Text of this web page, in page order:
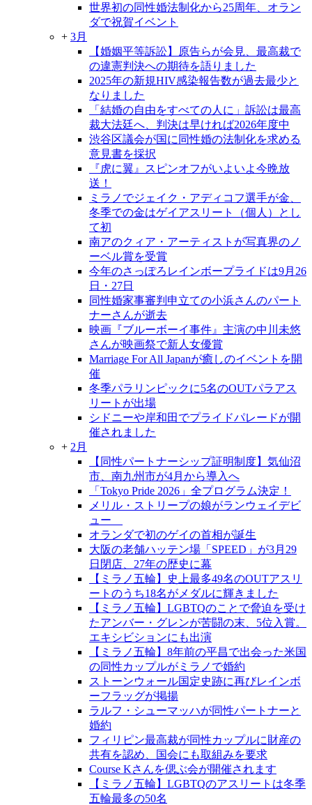
世界初の同性婚法制化から25周年、オラン
ダで祝賀イベント
+ 3月
【婚姻平等訴訟】原告らが会見、最高裁で
の違憲判決への期待を語りました
2025年の新規HIV感染報告数が過去最少と
なりました
「結婚の自由をすべての人に」訴訟は最高
裁大法廷へ、判決は早ければ2026年度中
渋谷区議会が国に同性婚の法制化を求める
意見書を採択
『虎に翼』スピンオフがいよいよ今晩放
送！
ミラノでジェイク・アディコフ選手が金、
冬季での金はゲイアスリート（個人）とし
て初
南アのクィア・アーティストが写真界のノ
ーベル賞を受賞
今年のさっぽろレインボープライドは9月26
日・27日
同性婚家事審判申立ての小浜さんのパート
ナーさんが逝去
映画『ブルーボーイ事件』主演の中川未悠
さんが映画祭で新人女優賞
Marriage For All Japanが癒しのイベントを開
催
冬季パラリンピックに5名のOUTパラアス
リートが出場
シドニーや岸和田でプライドパレードが開
催されました
+ 2月
【同性パートナーシップ証明制度】気仙沼
市、南九州市が4月から導入へ
「Tokyo Pride 2026」全プログラム決定！
メリル・ストリープの娘がランウェイデビ
ュー
オランダで初のゲイの首相が誕生
大阪の老舗ハッテン場「SPEED」が3月29
日閉店、27年の歴史に幕
【ミラノ五輪】史上最多49名のOUTアスリ
ートのうち18名がメダルに輝きました
【ミラノ五輪】LGBTQのことで脅迫を受け
たアンバー・グレンが苦闘の末、5位入賞。
エキシビションにも出演
【ミラノ五輪】8年前の平昌で出会った米国
の同性カップルがミラノで婚約
ストーンウォール国定史跡に再びレインボ
ーフラッグが掲揚
ラルフ・シューマッハが同性パートナーと
婚約
フィリピン最高裁が同性カップルに財産の
共有を認め、国会にも取組みを要求
Course Kさんを偲ぶ会が開催されます
【ミラノ五輪】LGBTQのアスリートは冬季
五輪最多の50名